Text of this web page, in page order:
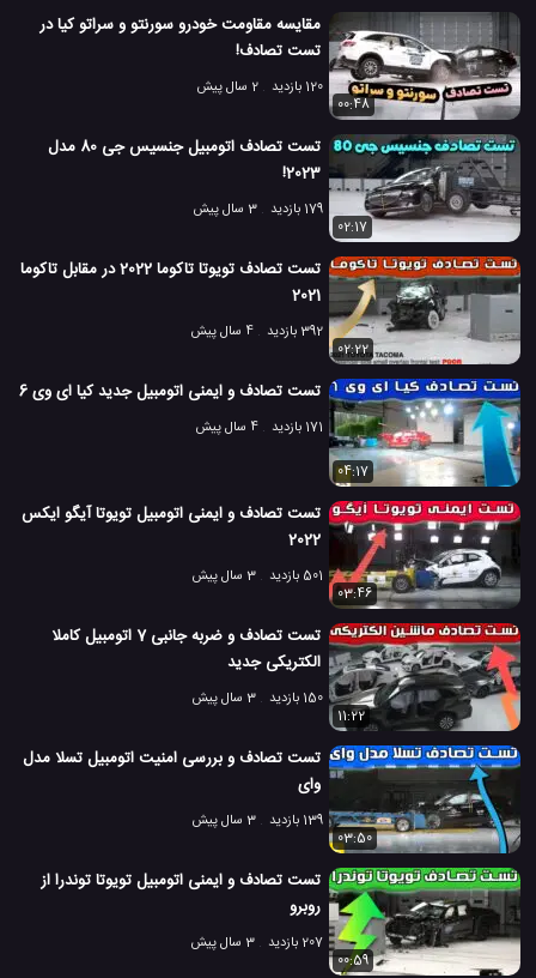
مقایسه مقاومت خودرو سورنتو و سراتو کیا در
تست تصادف!
120 بازدید
2 سال پیش
00:48
تست تصادف اتومبیل جنسیس جی 80 مدل
2023!
179 بازدید
3 سال پیش
02:17
تست تصادف تویوتا تاکوما 2022 در مقابل تاکوما
2021
392 بازدید
4 سال پیش
02:22
تست تصادف و ایمنی اتومبیل جدید کیا ای وی 6
171 بازدید 4 سال پیش
04:17
تست تصادف و ایمنی اتومبیل تویوتا آیگو ایکس
2022
501 بازدید
3 سال پیش
03:46
تست تصادف و ضربه جانبی 7 اتومبیل کاملا
الکتریکی جدید
150 بازدید
3 سال پیش
11:22
تست تصادف و بررسی امنیت اتومبیل تسلا مدل
وای
139 بازدید
3 سال پیش
03:50
تست تصادف و ایمنی اتومبیل تویوتا توندرا از
روبرو
207 بازدید
3 سال پیش
00:59